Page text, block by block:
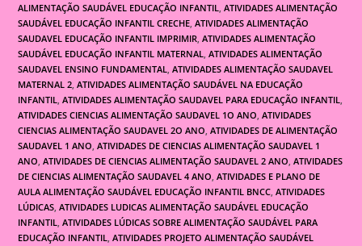
ALIMENTAÇÃO SAUDÁVEL EDUCAÇÃO INFANTIL, ATIVIDADES ALIMENTAÇÃO
SAUDÁVEL EDUCAÇÃO INFANTIL CRECHE, ATIVIDADES ALIMENTAÇÃO
SAUDAVEL EDUCAÇÃO INFANTIL IMPRIMIR, ATIVIDADES ALIMENTAÇÃO
SAUDÁVEL EDUCAÇÃO INFANTIL MATERNAL, ATIVIDADES ALIMENTAÇÃO
SAUDAVEL ENSINO FUNDAMENTAL, ATIVIDADES ALIMENTAÇÃO SAUDAVEL
MATERNAL 2, ATIVIDADES ALIMENTAÇÃO SAUDÁVEL NA EDUCAÇÃO
INFANTIL, ATIVIDADES ALIMENTAÇÃO SAUDAVEL PARA EDUCAÇÃO INFANTIL,
ATIVIDADES CIENCIAS ALIMENTAÇÃO SAUDAVEL 1O ANO, ATIVIDADES
CIENCIAS ALIMENTAÇÃO SAUDAVEL 2O ANO, ATIVIDADES DE ALIMENTAÇÃO
SAUDAVEL 1 ANO, ATIVIDADES DE CIENCIAS ALIMENTAÇÃO SAUDAVEL 1
ANO, ATIVIDADES DE CIENCIAS ALIMENTAÇÃO SAUDAVEL 2 ANO, ATIVIDADES
DE CIENCIAS ALIMENTAÇÃO SAUDAVEL 4 ANO, ATIVIDADES E PLANO DE
AULA ALIMENTAÇÃO SAUDÁVEL EDUCAÇÃO INFANTIL BNCC, ATIVIDADES
LÚDICAS, ATIVIDADES LUDICAS ALIMENTAÇÃO SAUDÁVEL EDUCAÇÃO
INFANTIL, ATIVIDADES LÚDICAS SOBRE ALIMENTAÇÃO SAUDÁVEL PARA
EDUCAÇÃO INFANTIL, ATIVIDADES PROJETO ALIMENTAÇÃO SAUDÁVEL